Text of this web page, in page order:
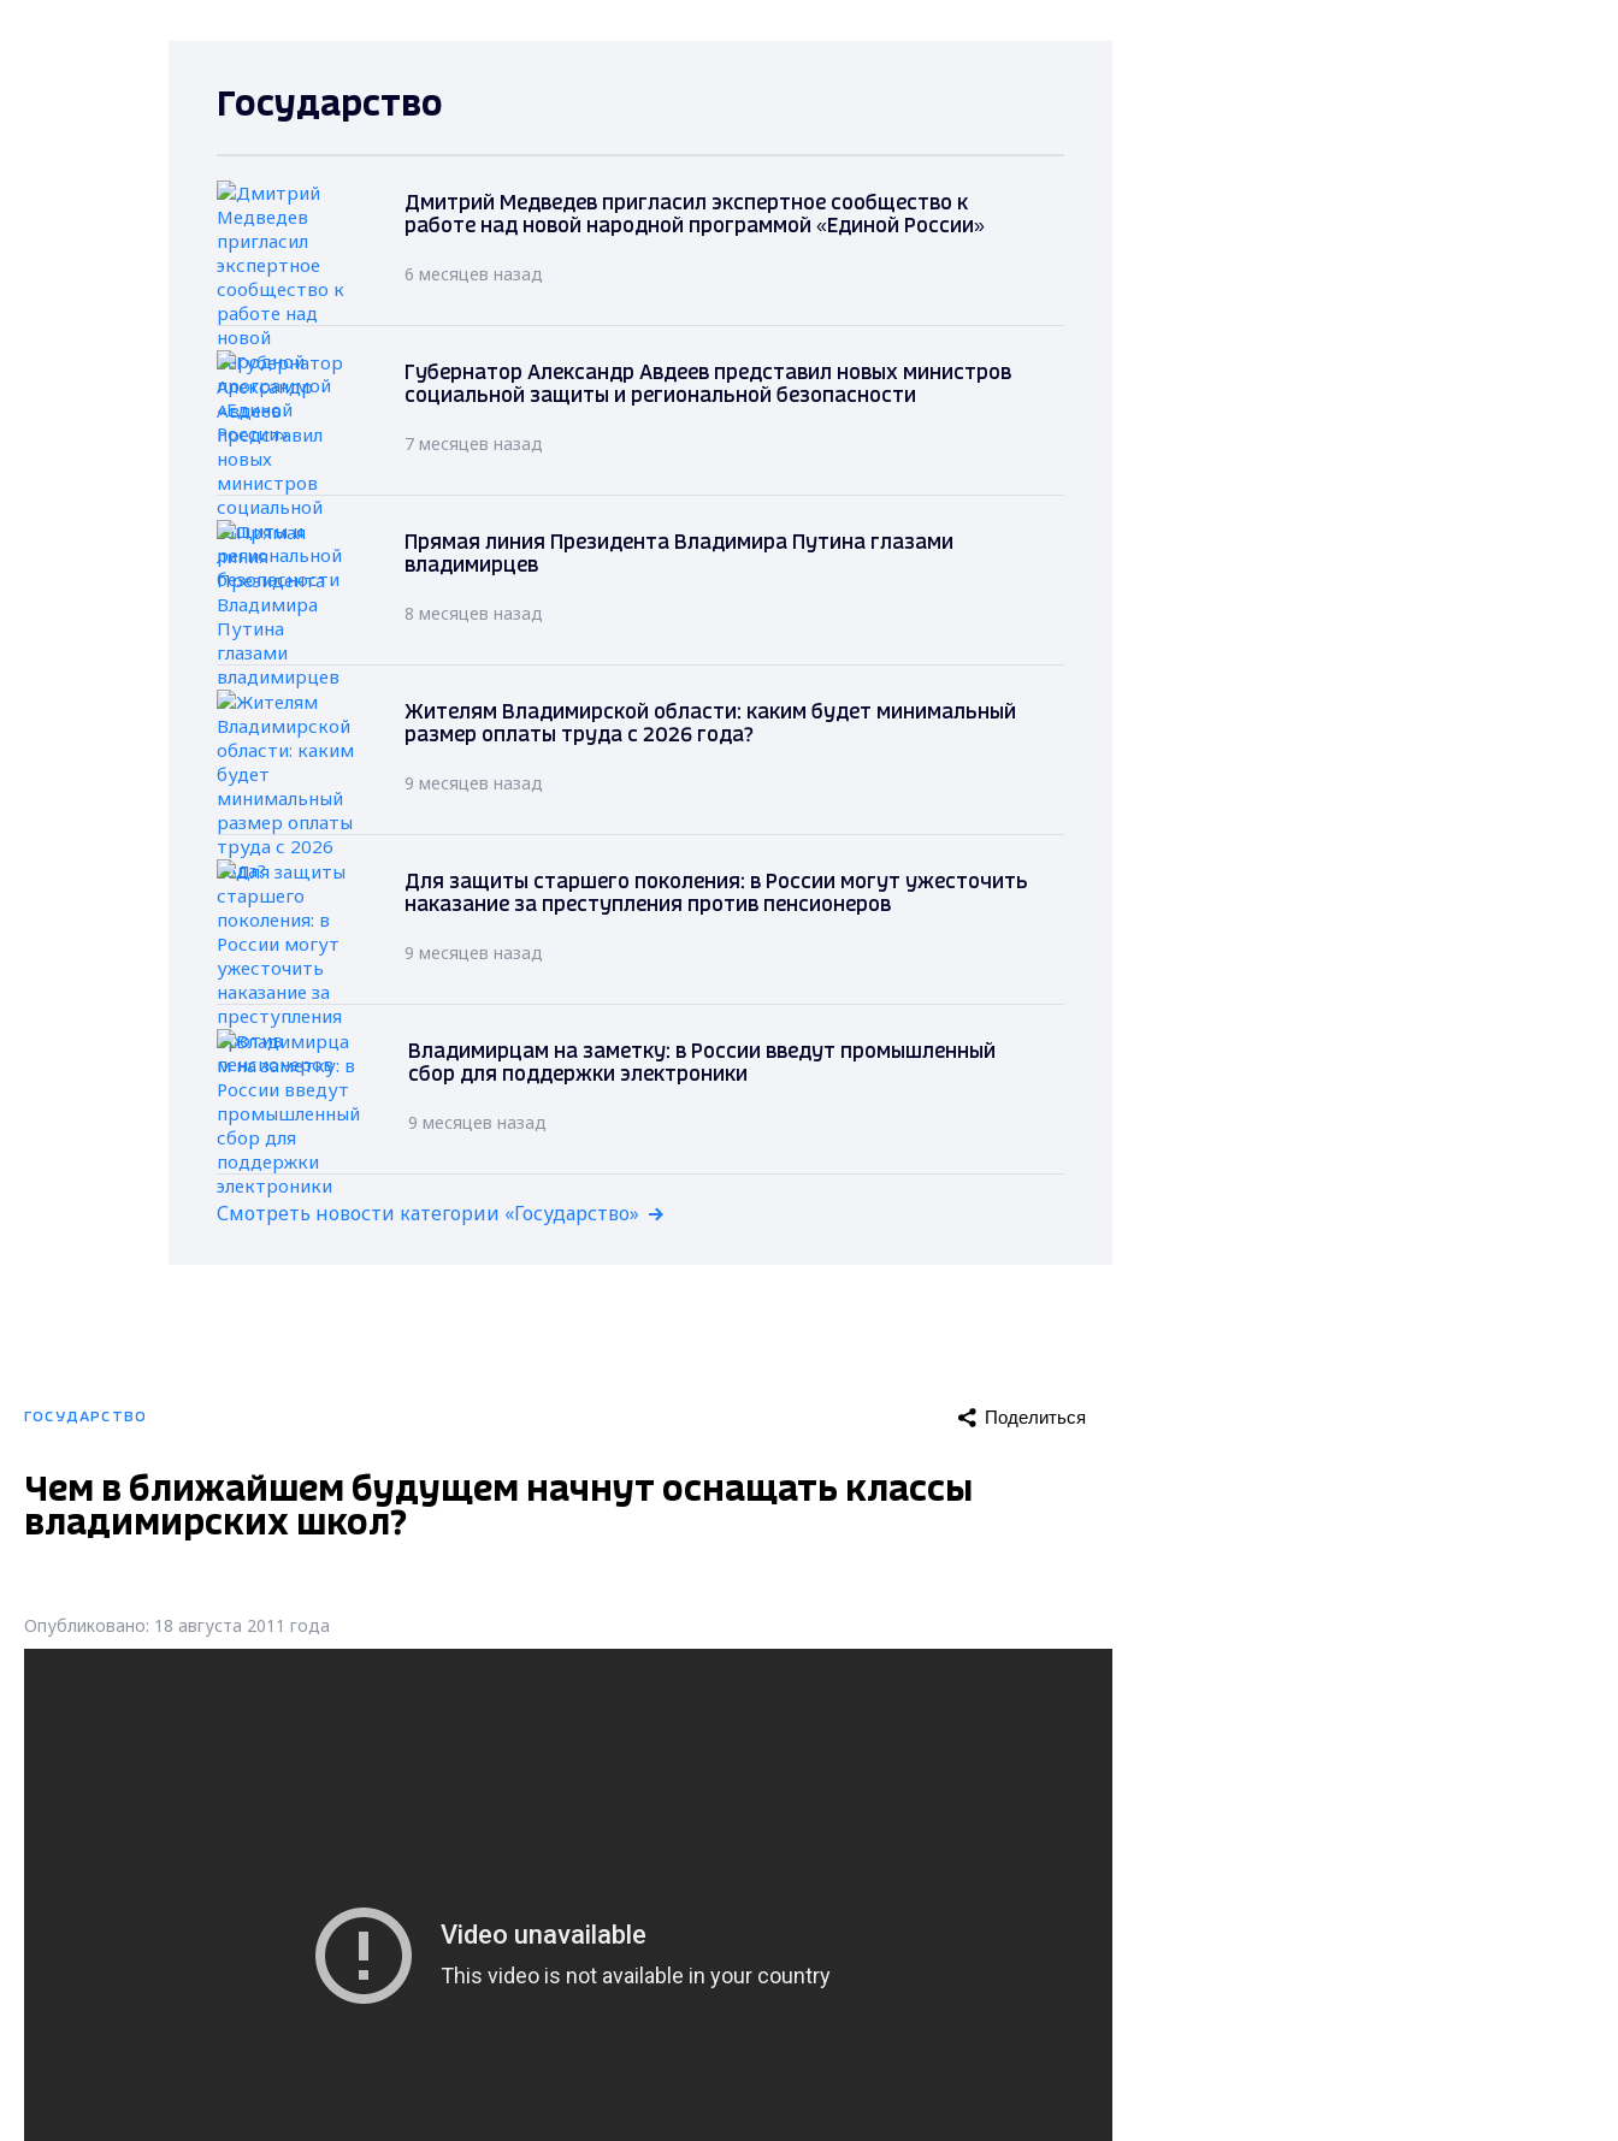
Государство
Дмитрий Медведев пригласил экспертное сообщество к
работе над новой народной программой «Единой России»
6 месяцев назад
Губернатор Александр Авдеев представил новых министров
социальной защиты и региональной безопасности
7 месяцев назад
Прямая линия Президента Владимира Путина глазами
владимирцев
8 месяцев назад
Жителям Владимирской области: каким будет минимальный
размер оплаты труда с 2026 года?
9 месяцев назад
Для защиты старшего поколения: в России могут ужесточить
наказание за преступления против пенсионеров
9 месяцев назад
Владимирцам на заметку: в России введут промышленный
сбор для поддержки электроники
9 месяцев назад
Смотреть новости категории «Государство»
ГОСУДАРСТВО Поделиться
Чем в ближайшем будущем начнут оснащать классы
владимирских школ?
Опубликовано: 18 августа 2011 года